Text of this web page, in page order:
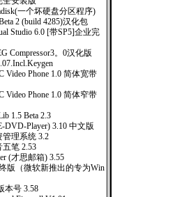
一个坏硬盘分区程序)
2 (build 4285)汉化包
Studio 6.0 [带SP5]企业完
Compressor3。0汉化版
Video Phone 1.0 简体宽带
Video Phone 1.0 简体窄带
1.5 Beta 2.3
DVD-Player) 3.10 中文版
理系统 3.2
笔 2.53
(才思邮箱) 3.55
版（微软新推出的专为Win
本号 3.58